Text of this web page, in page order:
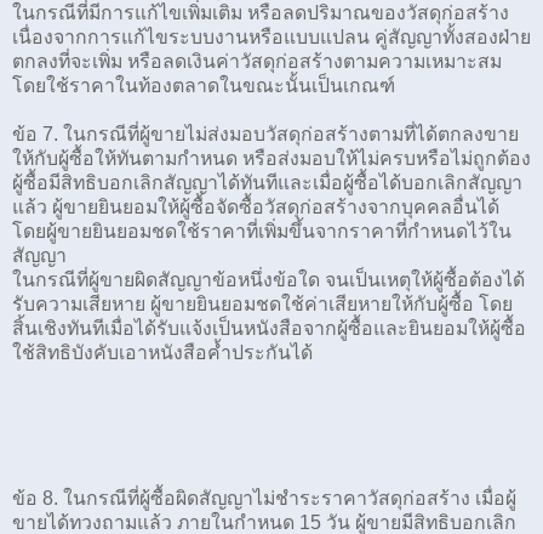
ในกรณีที่มีการแก้ไขเพิ่มเติม หรือลดปริมาณของวัสดุก่อสร้าง
เนื่องจากการแก้ไขระบบงานหรือแบบแปลน คู่สัญญาทั้งสองฝ่าย
ตกลงที่จะเพิ่ม หรือลดเงินค่าวัสดุก่อสร้างตามความเหมาะสม
โดยใช้ราคาในท้องตลาดในขณะนั้นเป็นเกณฑ์
ข้อ 7. ในกรณีที่ผู้ขายไม่ส่งมอบวัสดุก่อสร้างตามที่ได้ตกลงขาย
ให้กับผู้ซื้อให้ทันตามกำหนด หรือส่งมอบให้ไม่ครบหรือไม่ถูกต้อง
ผู้ซื้อมีสิทธิบอกเลิกสัญญาได้ทันทีและเมื่อผู้ซื้อได้บอกเลิกสัญญา
แล้ว ผู้ขายยินยอมให้ผู้ซื้อจัดซื้อวัสดุก่อสร้างจากบุคคลอื่นได้
โดยผู้ขายยินยอมชดใช้ราคาที่เพิ่มขึ้นจากราคาที่กำหนดไว้ใน
สัญญา
ในกรณีที่ผู้ขายผิดสัญญาข้อหนึ่งข้อใด จนเป็นเหตุให้ผู้ซื้อต้องได้
รับความเสียหาย ผู้ขายยินยอมชดใช้ค่าเสียหายให้กับผู้ซื้อ โดย
สิ้นเชิงทันทีเมื่อได้รับแจ้งเป็นหนังสือจากผู้ซื้อและยินยอมให้ผู้ซื้อ
ใช้สิทธิบังคับเอาหนังสือค้ำประกันได้
ข้อ 8. ในกรณีที่ผู้ซื้อผิดสัญญาไม่ชำระราคาวัสดุก่อสร้าง เมื่อผู้
ขายได้ทวงถามแล้ว ภายในกำหนด 15 วัน ผู้ขายมีสิทธิบอกเลิก